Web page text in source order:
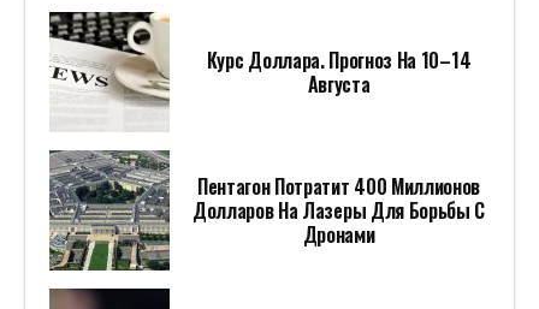
Курс Доллара. Прогноз На 10–14
Августа
Пентагон Потратит 400 Миллионов
Долларов На Лазеры Для Борьбы С
Дронами